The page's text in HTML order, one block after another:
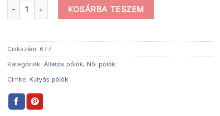
Női Kutya Ritmus Póló mennyiség
KOSÁRBA TESZEM
Cikkszám: 677
Kategóriák: Állatos pólók, Női pólók
Címke: Kutyás pólók